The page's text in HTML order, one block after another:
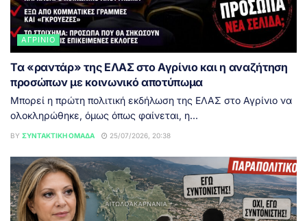
ΑΓΡΊΝΙΟ
Τα «ραντάρ» της ΕΛΑΣ στο Αγρίνιο και η αναζήτηση
προσώπων με κοινωνικό αποτύπωμα
Μπορεί η πρώτη πολιτική εκδήλωση της ΕΛΑΣ στο Αγρίνιο να
ολοκληρώθηκε, όμως όπως φαίνεται, η...
BY ΣΥΝΤΑΚΤΙΚΉ ΟΜΆΔΑ 25/07/2026, 20:38